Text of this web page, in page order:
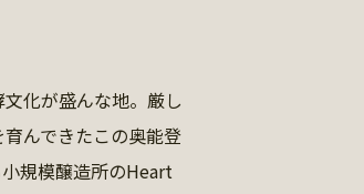
化が盛んな地。厳し
んできたこの奥能登
規模醸造所のHeart